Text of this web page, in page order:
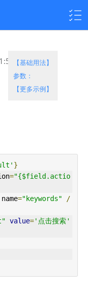
热度：4205
}
="{$field.actio
name="keywords"
/
value='点击搜索'
【基础用法】
参数：
【更多示例】